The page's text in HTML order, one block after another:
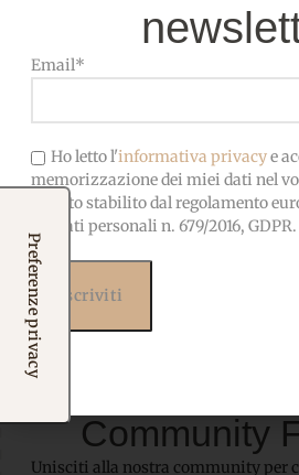
Community
Unisciti alla nostra community per
Email*
Ho letto l'informativa privacye
memorizzazione dei miei dati nel
quanto stabilito dal regolamento
dei dati personali n. 679/2016, GDPR.